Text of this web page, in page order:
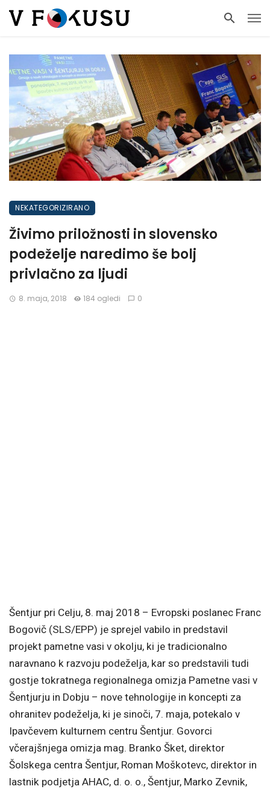
NEKATEGORIZIRANO
Živimo priložnosti in slovensko
podeželje naredimo še bolj
privlačno za ljudi
8. maja, 2018 184 ogledi 0
Šentjur pri Celju, 8. maj 2018 – Evropski poslanec Franc
Bogovič (SLS/EPP) je sprejel vabilo in predstavil
projekt pametne vasi v okolju, ki je tradicionalno
naravnano k razvoju podeželja, kar so predstavili tudi
gostje tokratnega regionalnega omizja Pametne vasi v
Šentjurju in Dobju – nove tehnologije in koncepti za
ohranitev podeželja, ki je sinoči, 7. maja, potekalo v
Ipavčevem kulturnem centru Šentjur. Govorci
včerajšnjega omizja mag. Branko Šket, direktor
Šolskega centra Šentjur, Roman Moškotevc, direktor in
lastnik podjetja AHAC, d. o. o., Šentjur, Marko Zevnik,